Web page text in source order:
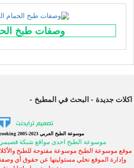
وصفات طبخ
اكلات جديدة البحث في المطبخ
© encyclopedia cooking 2005-2023 موسوعة الطبخ العربي
موسوعة الطبخ احدى مواقع شبكة قصيمي
موقع موسوعة الطبخ موسوعة مفتوحة للطبخ
وإدارة الموقع تخلي مسئوليتها عن حقوق أي